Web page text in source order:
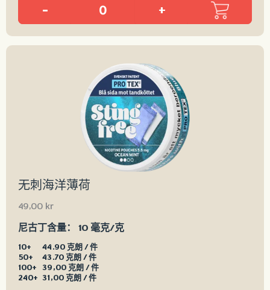
- +
无刺海洋薄荷
49,00 kr
尼古丁含量： 10 毫克/克
10+
44.90 克朗 / 件
50+
43.70 克朗 / 件
100+
39,00 克朗 / 件
240+ 31,00 克朗 / 件